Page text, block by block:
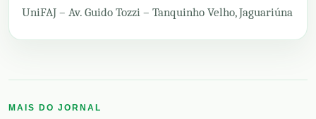
UniFAJ – Av. Guido Tozzi – Tanquinho Velho, Jaguariúna
MAIS DO JORNAL